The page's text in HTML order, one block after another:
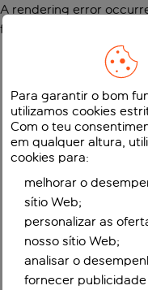
A rendering error
function
Para garantir o bom
utilizamos cookies
Com o teu
em qualquer altura,
cookies para:
melhorar o
sítio Web;
personalizar as
nosso sítio Web;
analisar o
fornecer